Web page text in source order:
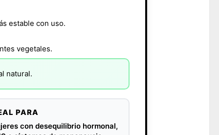
estable con uso.
vegetales.
natural.
PARA
con desequilibrio hormonal,